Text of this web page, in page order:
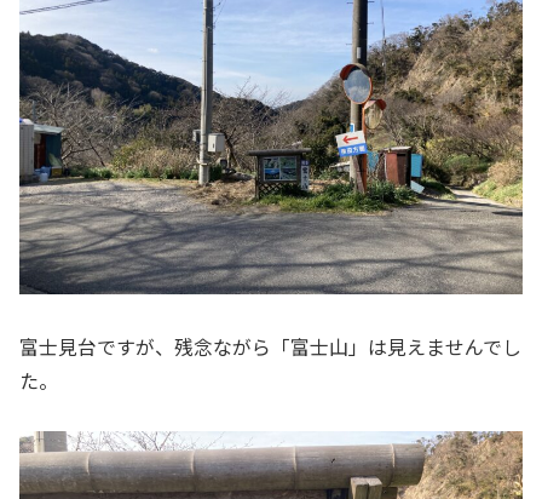
富士見台ですが、残念ながら「富士山」は見えませんでし
た。